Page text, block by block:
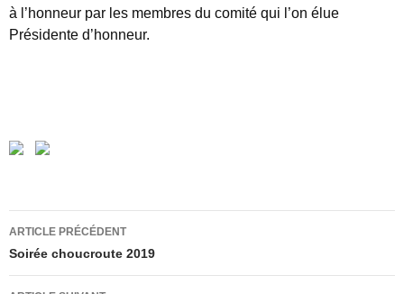
à l’honneur par les membres du comité qui l’on élue
Présidente d’honneur.
Navigation
des
articles
ARTICLE PRÉCÉDENT
Soirée choucroute 2019